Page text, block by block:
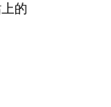
的